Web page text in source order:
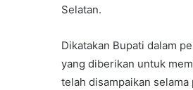
Selatan.
Dikatakan Bupati dalam
yang diberikan untuk
telah disampaikan